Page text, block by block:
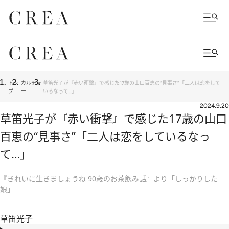
トッ
プ
カルチャ
ー
草笛光子が『赤い衝撃』で感じた17歳の山口百恵の“見事さ”「二人は恋をして
いるなって…」
2024.9.20
草笛光子が『赤い衝撃』で感じた17歳の山口
百恵の“見事さ”「二人は恋をしているなっ
て…」
『きれいに生きましょうね 90歳のお茶飲み話』より「しっかりした
娘」
草笛光子